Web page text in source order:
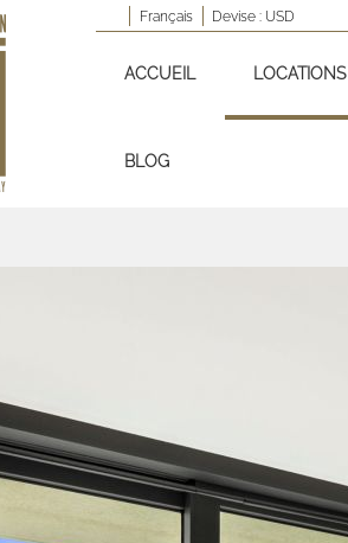
Français Devise : USD
ACCUEIL LOCATIONS
BLOG